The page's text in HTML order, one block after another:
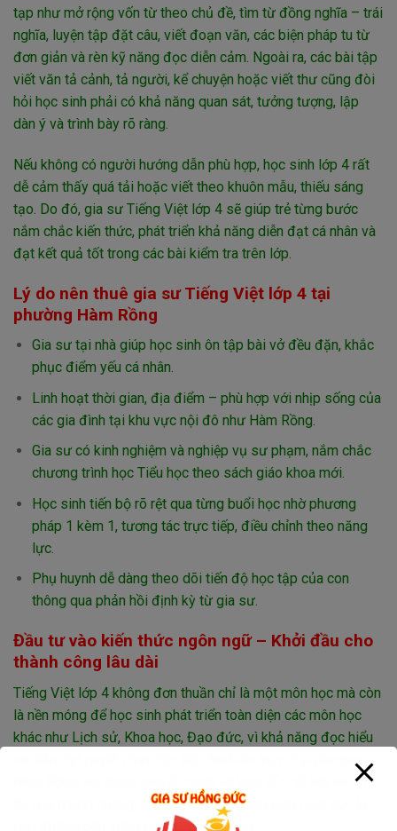
tạp như mở rộng vốn từ theo chủ đề, tìm từ đồng nghĩa – trái
nghĩa, luyện tập đặt câu, viết đoạn văn, các biện pháp tu từ
đơn giản và rèn kỹ năng đọc diễn cảm. Ngoài ra, các bài tập
viết văn tả cảnh, tả người, kể chuyện hoặc viết thư cũng đòi
hỏi học sinh phải có khả năng quan sát, tưởng tượng, lập
dàn ý và trình bày rõ ràng.
Nếu không có người hướng dẫn phù hợp, học sinh lớp 4 rất
dễ cảm thấy quá tải hoặc viết theo khuôn mẫu, thiếu sáng
tạo. Do đó, gia sư Tiếng Việt lớp 4 sẽ giúp trẻ từng bước
nắm chắc kiến thức, phát triển khả năng diễn đạt cá nhân và
đạt kết quả tốt trong các bài kiểm tra trên lớp.
Lý do nên thuê gia sư Tiếng Việt lớp 4 tại
phường Hàm Rồng
Gia sư tại nhà giúp học sinh ôn tập bài vở đều đặn, khắc
phục điểm yếu cá nhân.
Linh hoạt thời gian, địa điểm – phù hợp với nhịp sống của
các gia đình tại khu vực nội đô như Hàm Rồng.
Gia sư có kinh nghiệm và nghiệp vụ sư phạm, nắm chắc
chương trình học Tiểu học theo sách giáo khoa mới.
Học sinh tiến bộ rõ rệt qua từng buổi học nhờ phương
pháp 1 kèm 1, tương tác trực tiếp, điều chỉnh theo năng
lực.
Phụ huynh dễ dàng theo dõi tiến độ học tập của con
thông qua phản hồi định kỳ từ gia sư.
Đầu tư vào kiến thức ngôn ngữ – Khởi đầu cho
thành công lâu dài
Tiếng Việt lớp 4 không đơn thuần chỉ là một môn học mà còn
là nền móng để học sinh phát triển toàn diện các môn học
khác như Lịch sử, Khoa học, Đạo đức, vì khả năng đọc hiểu
và diễn đạt quyết định việc tiếp thu kiến thức. Tại phường
Hàm Rồng, nơi đang chuyển mình về kinh tế – xã hội và đô
thị hóa nhanh chóng, phụ huynh đã và đang coi giáo dục là
con đường bền vững giúp con vươn lên.